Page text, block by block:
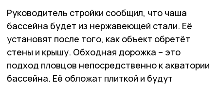
Руководитель стройки сообщил, что чаша
бассейна будет из нержавеющей стали. Её
установят после того, как объект обретёт
стены и крышу. Обходная дорожка – это
подход пловцов непосредственно к акватории
бассейна. Её обложат плиткой и будут